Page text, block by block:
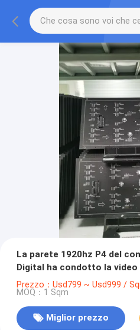
La parete 1920hz P4 del
Digital ha condotto la
320 *160mm
Prezzo：Usd799 ~ Usd999 /
MOQ：1 Sqm
Miglior prezzo